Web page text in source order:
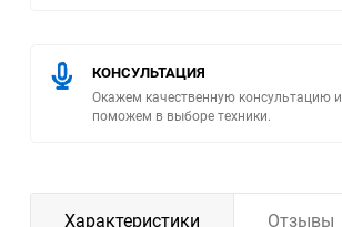
Пневматический
инструмент
КОНСУЛЬТАЦИЯ
Окажем качественную консультацию и
поможем в выборе техники.
Характеристики Отзывы